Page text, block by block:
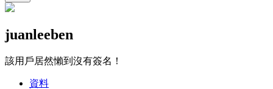
juanleeben
該用戶居然懶到沒有簽名！
資料